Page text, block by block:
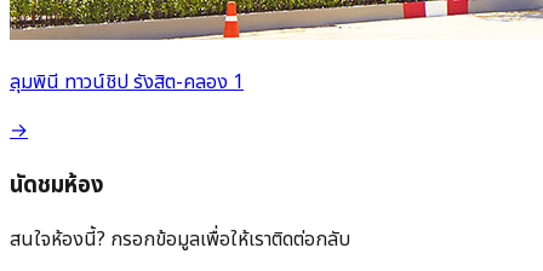
ลุมพินี ทาวน์ชิป รังสิต-คลอง 1
→
นัดชมห้อง
สนใจห้องนี้? กรอกข้อมูลเพื่อให้เราติดต่อกลับ